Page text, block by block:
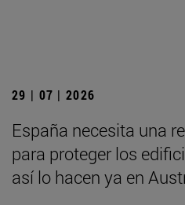
29 | 07 | 2026
España necesita una
para proteger los
así lo hacen ya en